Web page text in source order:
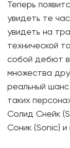
Теперь
увидеть те
увидеть на
технической
собой дебют
множества
реальный
таких
Солид Снейк
Соник (Sonic) и